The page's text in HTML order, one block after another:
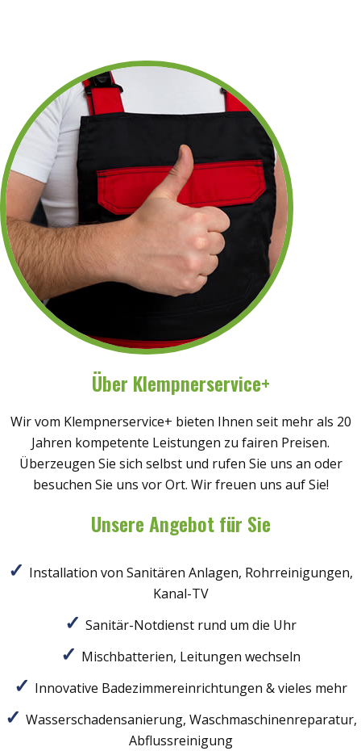
Über Klempnerservice+
Wir vom Klempnerservice+ bieten Ihnen seit mehr als 20
Jahren kompetente Leistungen zu fairen Preisen.
Überzeugen Sie sich selbst und rufen Sie uns an oder
besuchen Sie uns vor Ort. Wir freuen uns auf Sie!
Unsere Angebot für Sie
Installation von Sanitären Anlagen, Rohrreinigungen,
Kanal-TV
Sanitär-Notdienst rund um die Uhr
Mischbatterien, Leitungen wechseln
Innovative Badezimmereinrichtungen & vieles mehr
Wasserschadensanierung, Waschmaschinenreparatur,
Abflussreinigung